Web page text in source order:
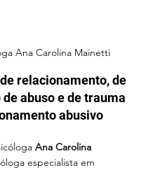
Ana Carolina Mainetti
relacionamento, de
abuso e de trauma
abusivo
Ana Carolina
especialista em